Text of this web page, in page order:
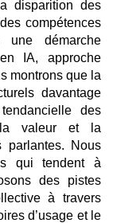
disparition des
compétences
démarche
IA, approche
montrons que la
davantage
des
la valeur et la
parlantes. Nous
qui tendent à
des pistes
à travers
d’usage et le